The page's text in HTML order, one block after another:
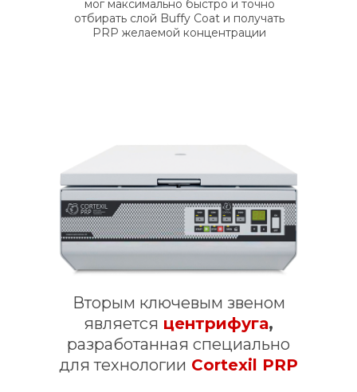
мог максимально быстро и точно
отбирать слой Buffy Coat и получать
PRP желаемой концентрации
Вторым ключевым звеном
является центрифуга,
разработанная специально
для технологии Cortexil PRP